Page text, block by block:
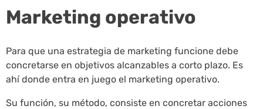
Marketing operativo
Para que una estrategia de marketing funcione debe
concretarse en objetivos alcanzables a corto plazo. Es
ahí donde entra en juego el marketing operativo.
Su función, su método, consiste en concretar acciones